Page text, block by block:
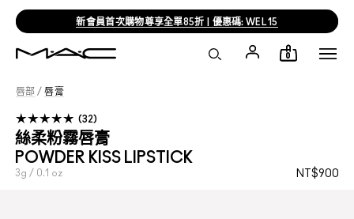
新會員首次購物尊享全單85折 | 優惠碼: WEL15
0
唇部 / 唇膏
絲柔粉霧唇膏
POWDER KISS LIPSTICK
NT$900
3g / 0.1 oz
32